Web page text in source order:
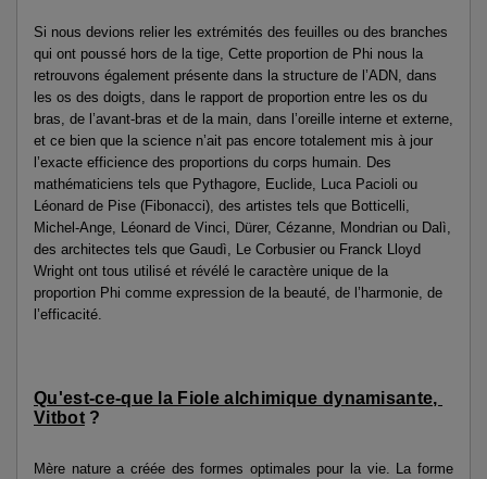
Si nous devions relier les extrémités des feuilles ou des branches
qui ont poussé hors de la tige, Cette proportion de Phi nous la
retrouvons également présente dans la structure de l’ADN, dans
les os des doigts, dans le rapport de proportion entre les os du
bras, de l’avant-bras et de la main, dans l’oreille interne et externe,
et ce bien que la science n’ait pas encore totalement mis à jour
l’exacte efficience des proportions du corps humain. Des
mathématiciens tels que Pythagore, Euclide, Luca Pacioli ou
Léonard de Pise (Fibonacci), des artistes tels que Botticelli,
Michel-Ange, Léonard de Vinci, Dürer, Cézanne, Mondrian ou Dalì,
des architectes tels que Gaudì, Le Corbusier ou Franck Lloyd
Wright ont tous utilisé et révélé le caractère unique de la
proportion Phi comme expression de la beauté, de l’harmonie, de
l’efficacité.
Qu'est-ce-que la Fiole alchimique dynamisante,
Vitbot?
Mère nature a créée des formes optimales pour la vie. La forme